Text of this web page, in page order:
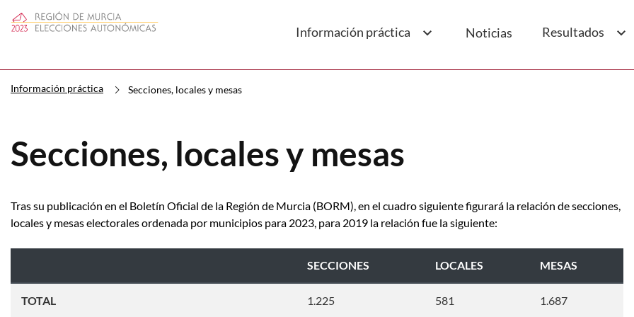
Información práctica Noticias Resultados
Información práctica Secciones, locales y mesas
Secciones, locales y mesas
Tras su publicación en el Boletín Oficial de la Región de Murcia (BORM), en el cuadro siguiente figurará la relación de secciones,
locales y mesas electorales ordenada por municipios para 2023, para 2019 la relación fue la siguiente:
SECCIONES LOCALES MESAS
TOTAL 1.225 581 1.687